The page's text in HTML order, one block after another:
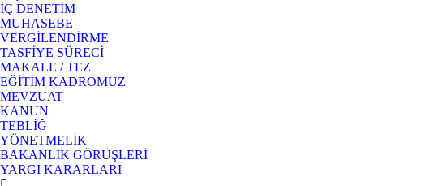
İÇ DENETİM
MUHASEBE
VERGİLENDİRME
TASFİYE SÜRECİ
MAKALE / TEZ
EĞİTİM KADROMUZ
MEVZUAT
KANUN
TEBLİĞ
YÖNETMELİK
BAKANLIK GÖRÜŞLERİ
YARGI KARARLARI